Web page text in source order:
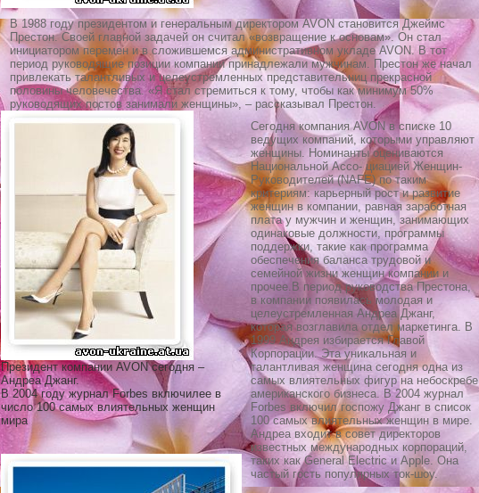
В 1988 году президентом и генеральным директором AVON становится Джеймс
Престон. Своей главной задачей он считал «возвращение к основам». Он стал
инициатором перемен и в сложившемся административном укладе AVON. В тот
период руководящие позиции компании принадлежали мужчинам. Престон же начал
привлекать талантливых и целеустремленных представительниц прекрасной
половины человечества. «Я стал стремиться к тому, чтобы как минимум 50%
руководящих постов занимали женщины», – рассказывал Престон.
Президент компании AVON сегодня –
Андреа Джанг.
В 2004 году журнал Forbes включилее в
число 100 самых влиятельных женщин
мира
Сегодня компания AVON в списке 10
ведущих компаний, которыми управляют
женщины. Номинанты оцениваются
Национальной Ассо- циацией Женщин-
Руководителей (NAFE) по таким
критериям: карьерный рост и развитие
женщин в компании, равная заработная
плата у мужчин и женщин, занимающих
одинаковые должности, программы
поддержки, такие как программа
обеспечения баланса трудовой и
семейной жизни женщин компании и
прочее.В период руководства Престона,
в компании появилась молодая и
целеустремленная Андреа Джанг,
которая возглавила отдел маркетинга. В
1999 Андрея избирается Главой
Корпорации. Эта уникальная и
талантливая женщина сегодня одна из
самых влиятельных фигур на небоскребе
американского бизнеса. В 2004 журнал
Forbes включил госпожу Джанг в список
100 самых влиятельных женщин в мире.
Андреа входит в совет директоров
известных международных корпораций,
таких как General Electric и Apple. Она
частый гость популярных ток-шоу.